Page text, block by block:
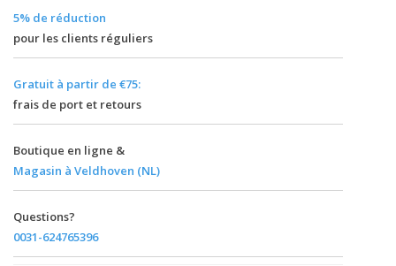
5% de réduction
pour les clients réguliers
Gratuit à partir de €75:
frais de port et retours
Boutique en ligne &
Magasin à Veldhoven (NL)
Questions?
0031-624765396